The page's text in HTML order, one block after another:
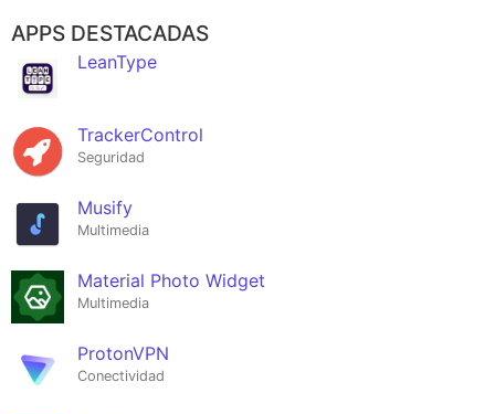
APPS DESTACADAS
LeanType
TrackerControl
Seguridad
Musify
Multimedia
Material Photo Widget
Multimedia
ProtonVPN
Conectividad